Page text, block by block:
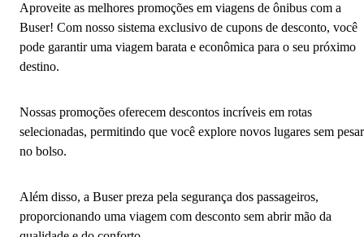
Aproveite as melhores promoções em viagens de ônibus com a
Buser! Com nosso sistema exclusivo de cupons de desconto, você
pode garantir uma viagem barata e econômica para o seu próximo
destino.
Nossas promoções oferecem descontos incríveis em rotas
selecionadas, permitindo que você explore novos lugares sem pesar
no bolso.
Além disso, a Buser preza pela segurança dos passageiros,
proporcionando uma viagem com desconto sem abrir mão da